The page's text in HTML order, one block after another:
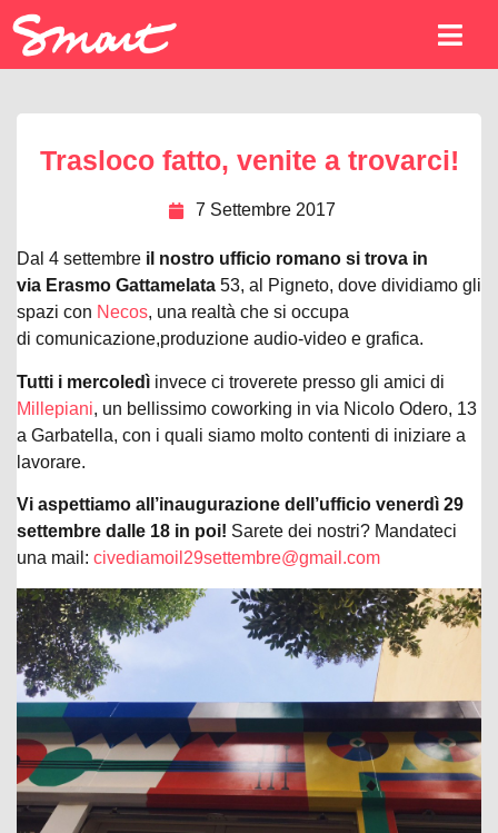
Trasloco fatto, venite a trovarci!
7 Settembre 2017
Dal 4 settembre il nostro ufficio romano si trova in
via Erasmo Gattamelata 53, al Pigneto, dove dividiamo gli
spazi con Necos, una realtà che si occupa
di comunicazione,produzione audio-video e grafica.
Tutti i mercoledì invece ci troverete presso gli amici di
Millepiani, un bellissimo coworking in via Nicolo Odero, 13
a Garbatella, con i quali siamo molto contenti di iniziare a
lavorare.
Vi aspettiamo all’inaugurazione dell’ufficio venerdì 29
settembre dalle 18 in poi! Sarete dei nostri? Mandateci
una mail: civediamoil29settembre@gmail.com